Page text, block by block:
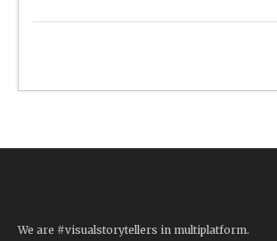
We are #visualstorytellers in multiplatform.